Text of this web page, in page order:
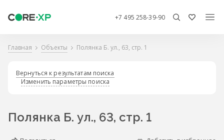
+7 495 258-39-90
Главная Объекты Полянка Б. ул., 63, стр. 1
Вернуться к результатам поиска
Изменить параметры поиска
Полянка Б. ул., 63, стр. 1